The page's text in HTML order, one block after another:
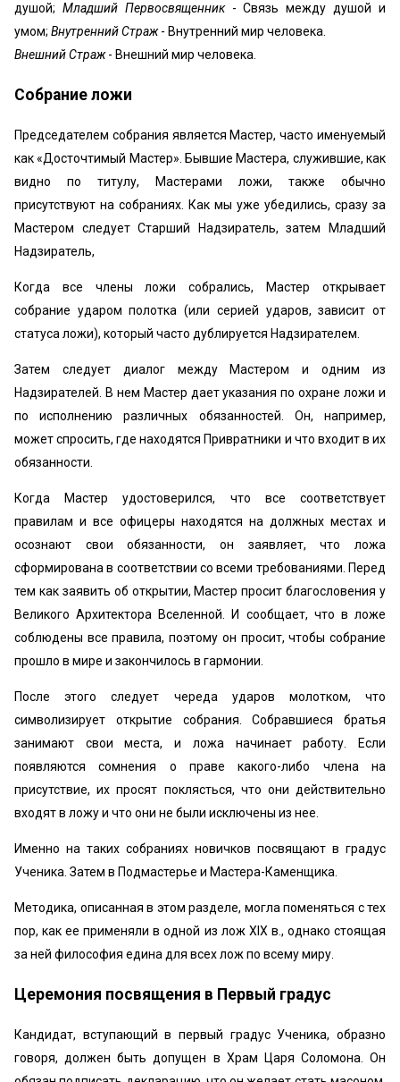
душой; Младший Первосвященник- Связь между душой и
умом; Внутренний Страж- Внутренний мир человека.
Внешний Страж- Внешний мир человека.
Собрание ложи
Председателем собрания является Мастер, часто именуемый
как «Досточтимый Мастер». Бывшие Мастера, служившие, как
видно по титулу, Мастерами ложи, также обычно
присутствуют на собраниях. Как мы уже убедились, сразу за
Мастером следует Старший Надзиратель, затем Младший
Надзиратель,
Когда все члены ложи собрались, Мастер открывает
собрание ударом полотка (или серией ударов, зависит от
статуса ложи), который часто дублируется Надзирателем.
Затем следует диалог между Мастером и одним из
Надзирателей. В нем Мастер дает указания по охране ложи и
по исполнению различных обязанностей. Он, например,
может спросить, где находятся Привратники и что входит в их
обязанности.
Когда Мастер удостоверился, что все соответствует
правилам и все офицеры находятся на должных местах и
осознают свои обязанности, он заявляет, что ложа
сформирована в соответствии со всеми требованиями. Перед
тем как заявить об открытии, Мастер просит благословения у
Великого Архитектора Вселенной. И сообщает, что в ложе
соблюдены все правила, поэтому он просит, чтобы собрание
прошло в мире и закончилось в гармонии.
После этого следует череда ударов молотком, что
символизирует открытие собрания. Собравшиеся братья
занимают свои места, и ложа начинает работу. Если
появляются сомнения о праве какого-либо члена на
присутствие, их просят поклясться, что они действительно
входят в ложу и что они не были исключены из нее.
Именно на таких собраниях новичков посвящают в градус
Ученика. Затем в Подмастерье и Мастера-Каменщика.
Методика, описанная в этом разделе, могла поменяться с тех
пор, как ее применяли в одной из лож XIX в., однако стоящая
за ней философия едина для всех лож по всему миру.
Церемония посвящения в Первый градус
Кандидат, вступающий в первый градус Ученика, образно
говоря, должен быть допущен в Храм Царя Соломона. Он